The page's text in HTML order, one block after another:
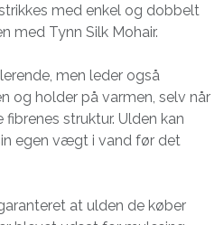
med enkel og dobbelt
med Tynn Silk Mohair.
men leder også
og holder på varmen, selv når
struktur. Ulden kan
egen vægt i vand før det
at ulden de køber